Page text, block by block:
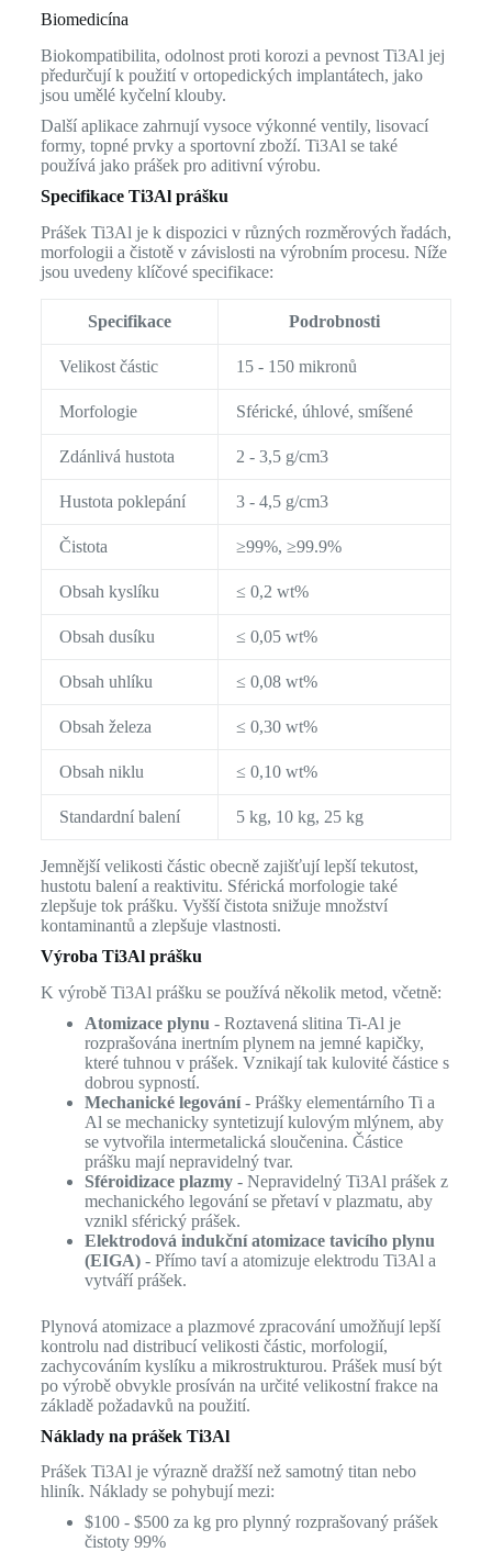
Biomedicína
Biokompatibilita, odolnost proti korozi a pevnost Ti3Al jej
předurčují k použití v ortopedických implantátech, jako
jsou umělé kyčelní klouby.
Další aplikace zahrnují vysoce výkonné ventily, lisovací
formy, topné prvky a sportovní zboží. Ti3Al se také
používá jako prášek pro aditivní výrobu.
Specifikace Ti3Al prášku
Prášek Ti3Al je k dispozici v různých rozměrových řadách,
morfologii a čistotě v závislosti na výrobním procesu. Níže
jsou uvedeny klíčové specifikace:
Specifikace Podrobnosti
Velikost částic 15 - 150 mikronů
Morfologie Sférické, úhlové, smíšené
Zdánlivá hustota 2 - 3,5 g/cm3
Hustota poklepání 3 - 4,5 g/cm3
Čistota ≥99%, ≥99.9%
Obsah kyslíku ≤ 0,2 wt%
Obsah dusíku ≤ 0,05 wt%
Obsah uhlíku ≤ 0,08 wt%
Obsah železa ≤ 0,30 wt%
Obsah niklu ≤ 0,10 wt%
Standardní balení 5 kg, 10 kg, 25 kg
Jemnější velikosti částic obecně zajišťují lepší tekutost,
hustotu balení a reaktivitu. Sférická morfologie také
zlepšuje tok prášku. Vyšší čistota snižuje množství
kontaminantů a zlepšuje vlastnosti.
Výroba Ti3Al prášku
K výrobě Ti3Al prášku se používá několik metod, včetně:
Atomizace plynu - Roztavená slitina Ti-Al je
rozprašována inertním plynem na jemné kapičky,
které tuhnou v prášek. Vznikají tak kulovité částice s
dobrou sypností.
Mechanické legování- Prášky elementárního Ti a
Al se mechanicky syntetizují kulovým mlýnem, aby
se vytvořila intermetalická sloučenina. Částice
prášku mají nepravidelný tvar.
Sféroidizace plazmy- Nepravidelný Ti3Al prášek z
mechanického legování se přetaví v plazmatu, aby
vznikl sférický prášek.
Elektrodová indukční atomizace tavicího plynu
(EIGA)- Přímo taví a atomizuje elektrodu Ti3Al a
vytváří prášek.
Plynová atomizace a plazmové zpracování umožňují lepší
kontrolu nad distribucí velikosti částic, morfologií,
zachycováním kyslíku a mikrostrukturou. Prášek musí být
po výrobě obvykle prosíván na určité velikostní frakce na
základě požadavků na použití.
Náklady na prášek Ti3Al
Prášek Ti3Al je výrazně dražší než samotný titan nebo
hliník. Náklady se pohybují mezi:
$100 - $500 za kg pro plynný rozprašovaný prášek
čistoty 99%